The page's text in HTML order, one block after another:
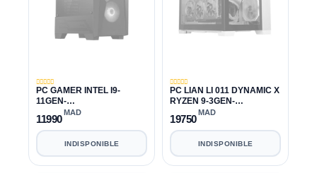
PC GAMER INTEL I9-
11GEN-
11900K|16GB|1TB|RTX
3060 12GB
11990
MAD
INDISPONIBLE
PC LIAN LI 011 DYNAMIC X
RYZEN 9-3GEN-
3950X|32GB|1TB|RTX 3060
12GB
19750
MAD
INDISPONIBLE